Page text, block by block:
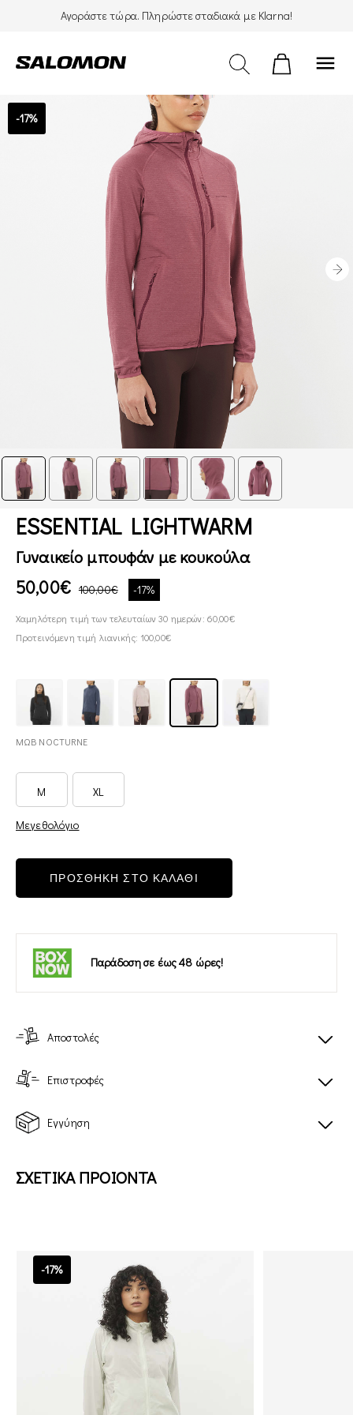
Αγοράστε τώρα. Πληρώστε σταδιακά με Klarna!
menu
-17%
ESSENTIAL LIGHTWARM
Γυναικείο μπουφάν με κουκούλα
50,00€ 100,00€ -17%
Χαμηλότερη τιμή των τελευταίων 30 ημερών: 60,00€
Προτεινόμενη τιμή λιανικής: 100,00€
ΜΩΒ NOCTURNE
M XL
Μεγεθολόγιο
ΠΡΟΣΘΗΚΗ ΣΤΟ ΚΑΛΑΘΙ
Παράδοση σε έως 48 ώρες!
Αποστολές
Επιστροφές
Εγγύηση
ΣΧΕΤΙΚΑ ΠΡΟΙΟΝΤΑ
-17%